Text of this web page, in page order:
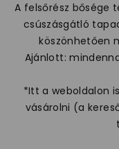
A felsőrész bősége
csúszásgátló
köszönhetően
Ajánlott:
*Itt a weboldalon
vásárolni (a